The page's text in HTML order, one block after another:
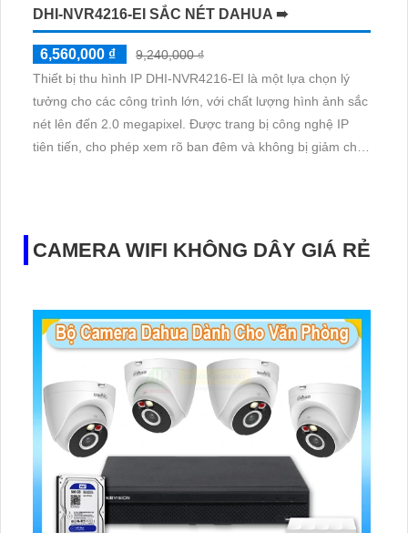
DHI-NVR4216-EI SẮC NÉT DAHUA ➠
6,560,000 ₫
9,240,000 ₫
Thiết bị thu hình IP DHI-NVR4216-EI là một lựa chọn lý
tưởng cho các công trình lớn, với chất lượng hình ảnh sắc
nét lên đến 2.0 megapixel. Được trang bị công nghệ IP
tiên tiến, cho phép xem rõ ban đêm và không bị giảm chất
CAMERA WIFI KHÔNG DÂY GIÁ RẺ